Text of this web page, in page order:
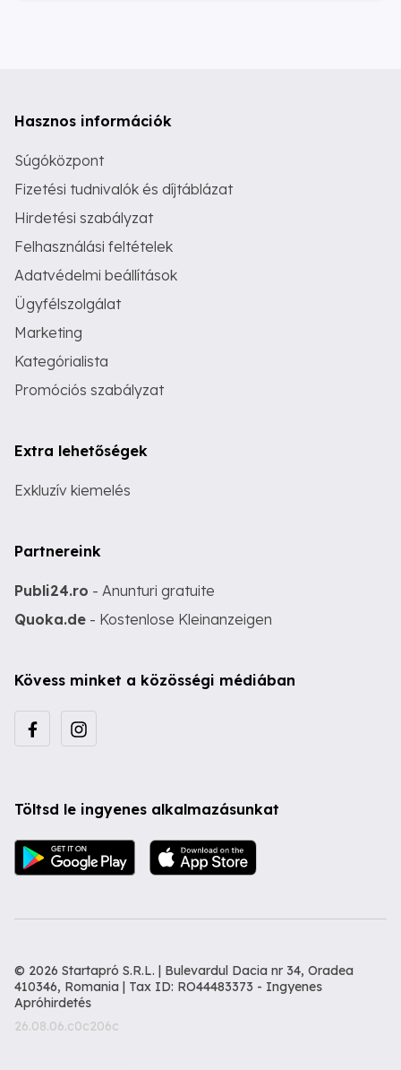
Hasznos információk
Súgóközpont
Fizetési tudnivalók és díjtáblázat
Hirdetési szabályzat
Felhasználási feltételek
Adatvédelmi beállítások
Ügyfélszolgálat
Marketing
Kategórialista
Promóciós szabályzat
Extra lehetőségek
Exkluzív kiemelés
Partnereink
Publi24.ro - Anunturi gratuite
Quoka.de - Kostenlose Kleinanzeigen
Kövess minket a közösségi médiában
Töltsd le ingyenes alkalmazásunkat
© 2026 Startapró S.R.L. | Bulevardul Dacia nr 34, Oradea
410346, Romania | Tax ID: RO44483373 - Ingyenes
Apróhirdetés
26.08.06.c0c206c